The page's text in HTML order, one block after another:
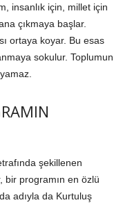
insanlık için, millet için
çıkmaya başlar.
ortaya koyar. Bu esas
sokulur. Toplumun
şekillenen
bir programın en özlü
adıyla da Kurtuluş